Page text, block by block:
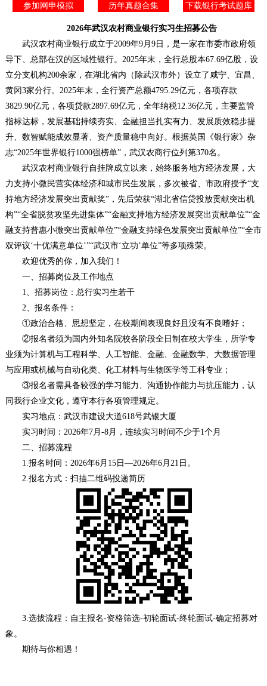
参加网申模拟
历年真题合集 下载银行考试题库
2026年武汉农村商业银行实习生招募公告
武汉农村商业银行成立于2009年9月9日，是一家在市委市政府领
导下、总部在汉的区域性银行。2025年末，全行总股本67.69亿股，设
立分支机构200余家，在湖北省内（除武汉市外）设立了咸宁、宜昌、
黄冈3家分行。2025年末，全行资产总额4795.29亿元，各项存款
3829.90亿元，各项贷款2897.69亿元，全年纳税12.36亿元，主要监管
指标达标，发展基础持续夯实、金融担当扎实有力、发展质效稳步提
升、数智赋能成效显著、资产质量稳中向好。根据英国《银行家》杂
志“2025年世界银行1000强榜单”，武汉农商行位列第370名。
武汉农村商业银行自挂牌成立以来，始终服务地方经济发展，大
力支持小微民营实体经济和城市民生发展，多次被省、市政府授予“支
持地方经济发展突出贡献奖”，先后荣获“湖北省信贷投放贡献突出机
构”“全省脱贫攻坚先进集体”“金融支持地方经济发展突出贡献单位”“金
融支持普惠小微突出贡献单位”“金融支持绿色发展突出贡献单位”“全市
双评议‘十优满意单位’”“武汉市‘立功’单位”等多项殊荣。
欢迎优秀的你，加入我们！
一、招募岗位及工作地点
1、招募岗位：总行实习生若干
2、报名条件：
①政治合格、思想坚定，在校期间表现良好且没有不良嗜好；
②报名者须为国内外知名院校各阶段全日制在校大学生，所学专
业须为计算机与工程科学、人工智能、金融、金融数学、大数据管理
与应用或机械与自动化类、化工材料与生物医学等工科专业；
③报名者需具备较强的学习能力、沟通协作能力与抗压能力，认
同我行企业文化，遵守本行各项管理规定。
实习地点：武汉市建设大道618号武银大厦
实习时间：2026年7月-8月，连续实习时间不少于1个月
二、招募流程
1.报名时间：2026年6月15日—2026年6月21日。
2.报名方式：扫描二维码投递简历
3.选拔流程：自主报名-资格筛选-初轮面试-终轮面试-确定招募对
象。
期待与你相遇！